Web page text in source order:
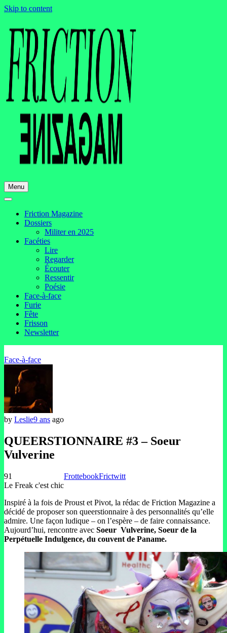
Skip to content
Menu
Friction Magazine
Dossiers
Militer en 2025
Facéties
Lire
Regarder
Écouter
Ressentir
Poésie
Face-à-face
Furie
Fête
Frisson
Newsletter
Face-à-face
by Leslie9 ans ago
QUEERSTIONNAIRE #3 – Soeur
Vulverine
91
Le Freak c'est chic
FrottebookFrictwitt
Inspiré à la fois de Proust et Pivot, la rédac de Friction Magazine a
décidé de proposer son queerstionnaire à des personnalités qu’elle
admire. Une façon ludique – on l’espère – de faire connaissance.
Aujourd’hui, rencontre avec Soeur Vulverine, Soeur de la
Perpétuelle Indulgence, du couvent de Paname.